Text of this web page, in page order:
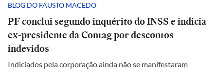
BLOG DO FAUSTO MACEDO
PF conclui segundo inquérito do INSS e indicia
ex-presidente da Contag por descontos
indevidos
Indiciados pela corporação ainda não se manifestaram